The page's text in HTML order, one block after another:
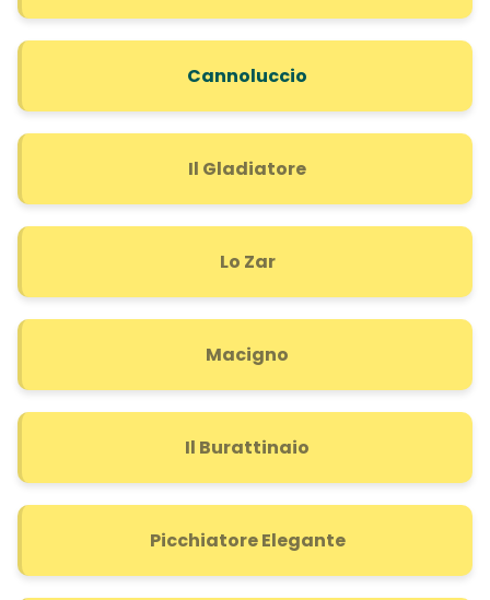
Cannoluccio
Il Gladiatore
Lo Zar
Macigno
Il Burattinaio
Picchiatore Elegante